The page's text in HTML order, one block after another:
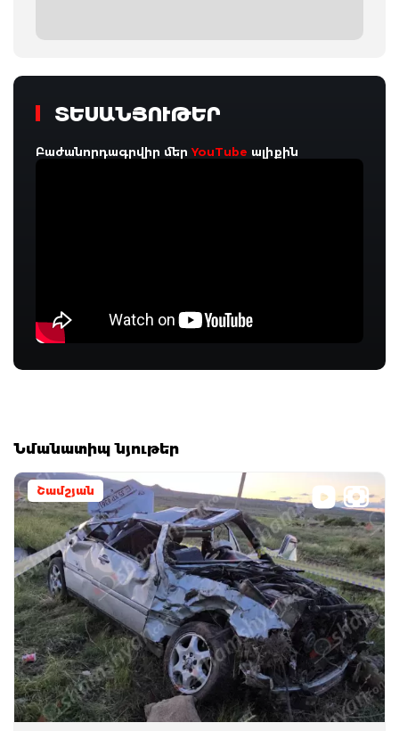
ՏԵՍԱՆՅՈՒԹԵՐ
Բաժանորդագրվիր մերYouTube ալիքին
Նմանատիպ նյութեր
Շամշյան